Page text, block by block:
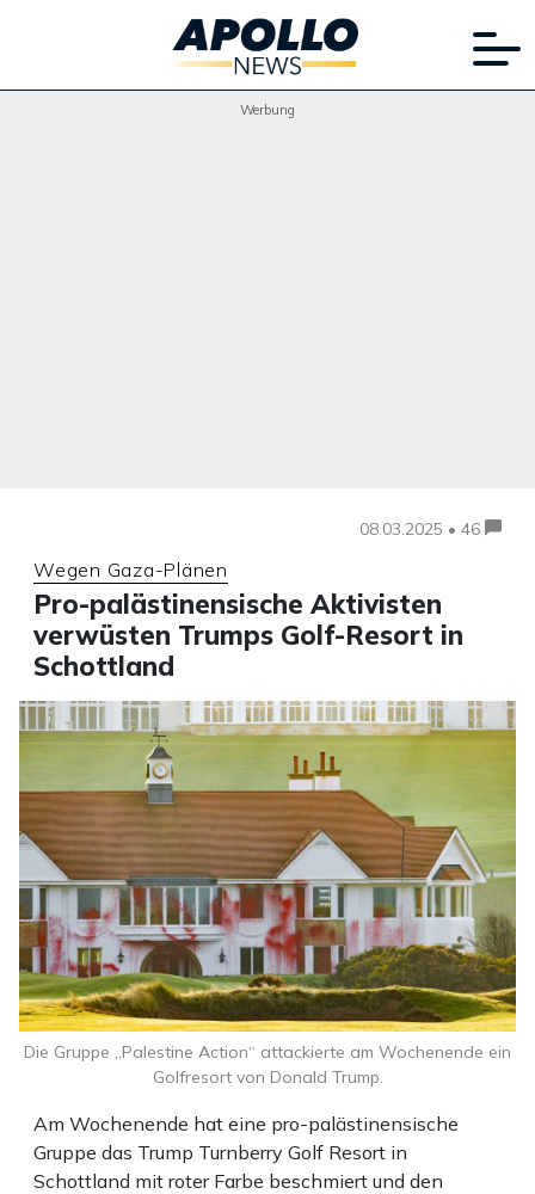
Werbung
08.03.2025 • 46
Wegen Gaza-Plänen
Pro-palästinensische Aktivisten
verwüsten Trumps Golf-Resort in
Schottland
Am Wochenende hat eine pro-palästinensische
Gruppe das Trump Turnberry Golf Resort in
Schottland mit roter Farbe beschmiert und den
Die Gruppe „Palestine Action“ attackierte am Wochenende ein
Golfresort von Donald Trump.